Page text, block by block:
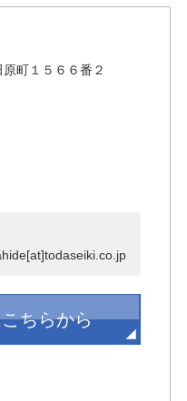
町１５６６番２
ちらから